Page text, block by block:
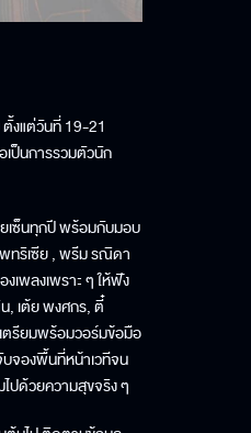
งแต่วันที่ 19-21
ป็นการรวมตัวนัก
ซ็นทุกปี พร้อมกับมอบ
ทริเซีย , พรีม รณิดา
พลงเพราะ ๆ ให้ฟัง
, เต้ย พงศกร, ตี๋
ตรียมพร้อมวอร์มข้อมือ
บจองพื้นที่หน้าเวทีจน
ปด้วยความสุขจริง ๆ